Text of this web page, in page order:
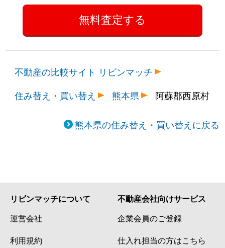
不動産の比較サイト リビンマッチ
住み替え・買い替え
熊本県 阿蘇郡西原村
熊本県の住み替え・買い替えに戻る
リビンマッチについて
運営会社
利用規約
不動産会社向けサービス
企業会員のご登録
仕入れ担当の方はこちら